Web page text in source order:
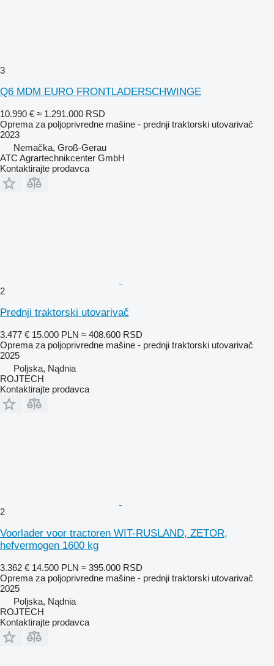
3
Q6 MDM EURO FRONTLADERSCHWINGE
10.990 € ≈ 1.291.000 RSD
Oprema za poljoprivredne mašine - prednji traktorski utovarivač
2023
Nemačka, Groß-Gerau
ATC Agrartechnikcenter GmbH
Kontaktirajte prodavca
2
Prednji traktorski utovarivač
3.477 € 15.000 PLN ≈ 408.600 RSD
Oprema za poljoprivredne mašine - prednji traktorski utovarivač
2025
Poljska, Nądnia
ROJTECH
Kontaktirajte prodavca
2
Voorlader voor tractoren WIT-RUSLAND, ZETOR,
hefvermogen 1600 kg
3.362 € 14.500 PLN ≈ 395.000 RSD
Oprema za poljoprivredne mašine - prednji traktorski utovarivač
2025
Poljska, Nądnia
ROJTECH
Kontaktirajte prodavca